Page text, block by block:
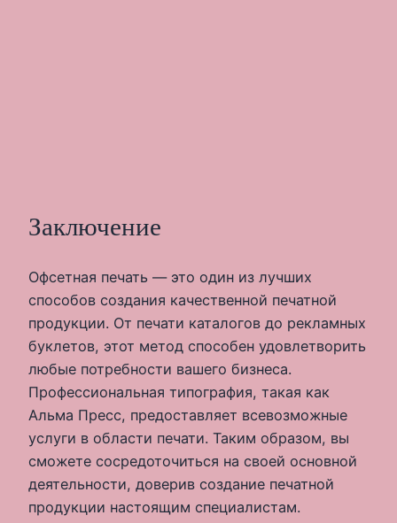
Заключение
Офсетная печать — это один из лучших
способов создания качественной печатной
продукции. От печати каталогов до рекламных
буклетов, этот метод способен удовлетворить
любые потребности вашего бизнеса.
Профессиональная типография, такая как
Альма Пресс, предоставляет всевозможные
услуги в области печати. Таким образом, вы
сможете сосредоточиться на своей основной
деятельности, доверив создание печатной
продукции настоящим специалистам.